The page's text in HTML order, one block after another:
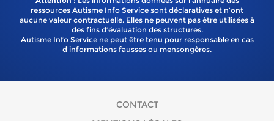
ressources Autisme Info Service sont déclaratives et n’ont
aucune valeur contractuelle. Elles ne peuvent pas être utilisées à
des fins d’évaluation des structures.
Autisme Info Service ne peut être tenu pour responsable en cas
d'informations fausses ou mensongères.
CONTACT